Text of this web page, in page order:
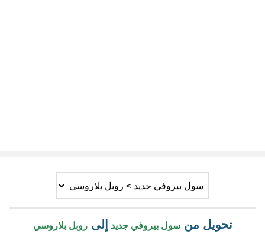
تحويل منسول بيروفي جديد إلىروبل بلاروسي